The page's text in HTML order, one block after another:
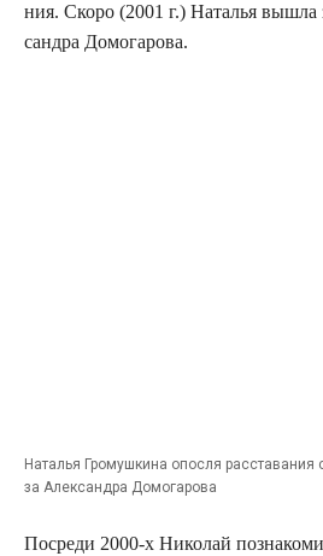
ния. Ско­ро (2001 г.) Ната­лья
сандра Домогарова.
Ната­лья Гро­муш­ки­на опосля
за Алек­сандра Домогарова
Посре­ди 2000‑х Нико­лай